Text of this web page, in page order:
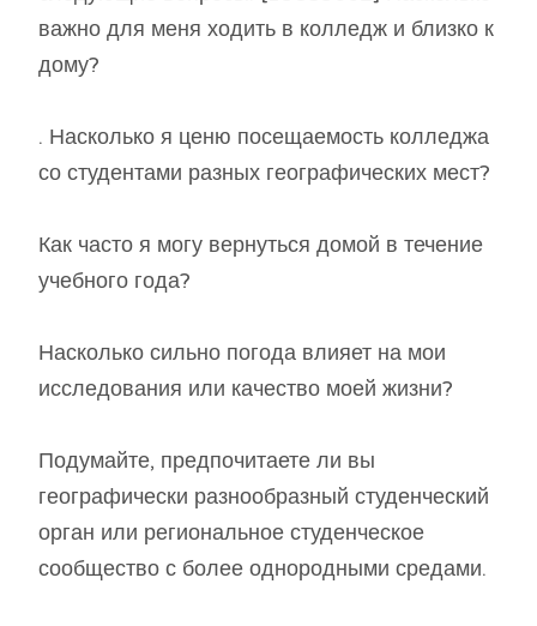
важно для меня ходить в колледж и близко к
дому?
. Насколько я ценю посещаемость колледжа
со студентами разных географических мест?
Как часто я могу вернуться домой в течение
учебного года?
Насколько сильно погода влияет на мои
исследования или качество моей жизни?
Подумайте, предпочитаете ли вы
географически разнообразный студенческий
орган или региональное студенческое
сообщество с более однородными средами.